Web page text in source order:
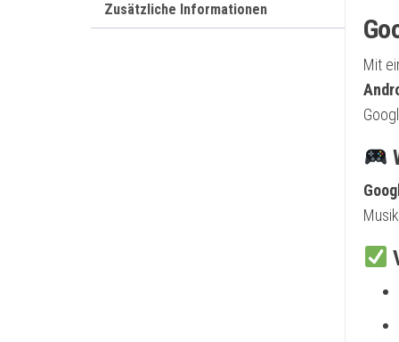
Zusätzliche Informationen
Mit